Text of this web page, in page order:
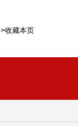
>收藏本页